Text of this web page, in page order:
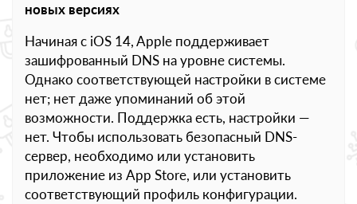
новых версиях
Начиная с iOS 14, Apple поддерживает
зашифрованный DNS на уровне системы.
Однако соответствующей настройки в системе
нет; нет даже упоминаний об этой
возможности. Поддержка есть, настройки —
нет. Чтобы использовать безопасный DNS-
сервер, необходимо или установить
приложение из App Store, или установить
соответствующий профиль конфигурации.